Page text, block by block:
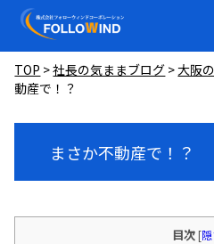
TOP >社長の気ままブログ >大阪
動産で！？
まさか不動産で！？
目次 [